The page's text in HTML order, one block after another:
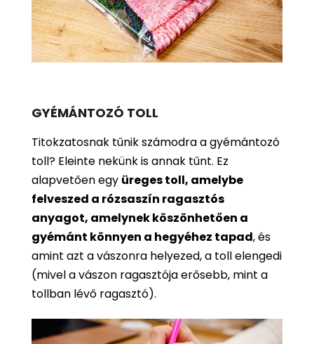
GYÉMÁNTOZÓ TOLL
Titokzatosnak tűnik számodra a gyémántozó
toll? Eleinte nekünk is annak tűnt. Ez
alapvetően egy üreges toll, amelybe
felveszed a rózsaszín ragasztós
anyagot, amelynek köszönhetően a
gyémánt könnyen a hegyéhez tapad, és
amint azt a vászonra helyezed, a toll elengedi
(mivel a vászon ragasztója erősebb, mint a
tollban lévő ragasztó).